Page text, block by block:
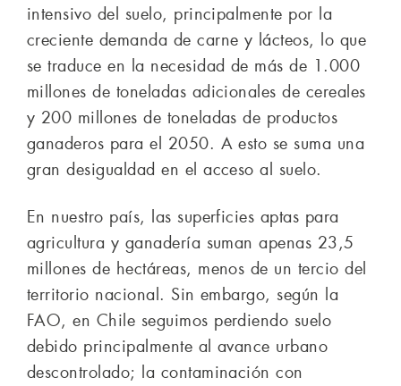
intensivo del suelo, principalmente por la
creciente demanda de carne y lácteos, lo que
se traduce en la necesidad de más de 1.000
millones de toneladas adicionales de cereales
y 200 millones de toneladas de productos
ganaderos para el 2050. A esto se suma una
gran desigualdad en el acceso al suelo.
En nuestro país, las superficies aptas para
agricultura y ganadería suman apenas 23,5
millones de hectáreas, menos de un tercio del
territorio nacional. Sin embargo, según la
FAO, en Chile seguimos perdiendo suelo
debido principalmente al avance urbano
descontrolado; la contaminación con